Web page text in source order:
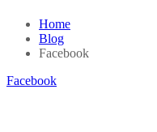
Home
Blog
Facebook
Facebook